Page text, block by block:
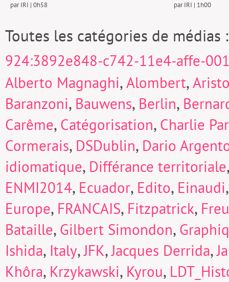
par IRI | 0h58
par IRI | 1h00
Toutes les catégories de médias
924:3892e848-c742-11e4-affe-
Alberto Magnaghi,Alombert,
Baranzoni, Bauwens, Berlin,
Carême, Catégorisation, Charlie
Cormerais, DSDublin, Dario
idiomatique, Différance territoriale
ENMI2014, Ecuador, Edito, Einaudi
Europe, FRANCAIS, Fitzpatrick,
Bataille, Gilbert Simondon,
Ishida, Italy,JFK,Jacques Derrida,
Khôra, Krzykawski, Kyrou,